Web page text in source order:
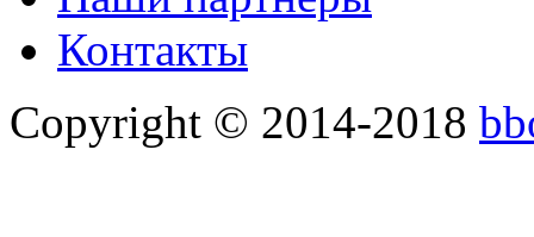
Контакты
Copyright © 2014-2018